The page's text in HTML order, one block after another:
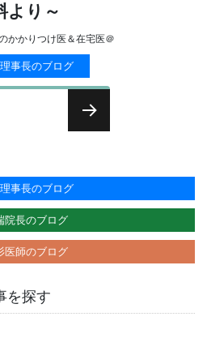
より～
かかりつけ医＆在宅医＠
事長のブログ
ジ
事長のブログ
院長のブログ
医師のブログ
を探す